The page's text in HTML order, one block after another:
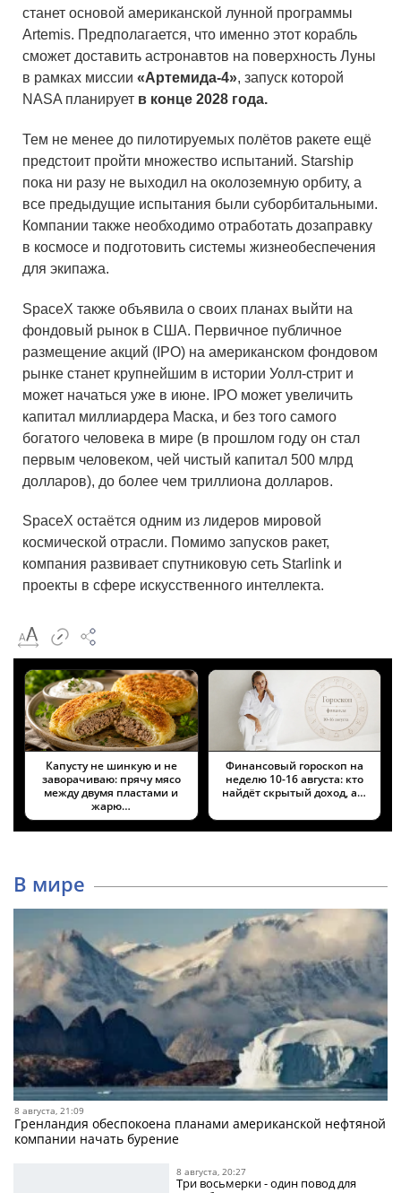
станет основой американской лунной программы
Artemis. Предполагается, что именно этот корабль
сможет доставить астронавтов на поверхность Луны
в рамках миссии «Артемида-4», запуск которой
NASA планирует в конце 2028 года.
Тем не менее до пилотируемых полётов ракете ещё
предстоит пройти множество испытаний. Starship
пока ни разу не выходил на околоземную орбиту, а
все предыдущие испытания были суборбитальными.
Компании также необходимо отработать дозаправку
в космосе и подготовить системы жизнеобеспечения
для экипажа.
SpaceX также объявила о своих планах выйти на
фондовый рынок в США. Первичное публичное
размещение акций (IPO) на американском фондовом
рынке станет крупнейшим в истории Уолл-стрит и
может начаться уже в июне. IPO может увеличить
капитал миллиардера Маска, и без того самого
богатого человека в мире (в прошлом году он стал
первым человеком, чей чистый капитал 500 млрд
долларов), до более чем триллиона долларов.
SpaceX остаётся одним из лидеров мировой
космической отрасли. Помимо запусков ракет,
компания развивает спутниковую сеть Starlink и
проекты в сфере искусственного интеллекта.
Капусту не шинкую и не
заворачиваю: прячу мясо
между двумя пластами и
жарю…
Финансовый гороскоп на
неделю 10-16 августа: кто
найдёт скрытый доход, а…
В мире
8 августа, 21:09
Гренландия обеспокоена планами американской нефтяной
компании начать бурение
8 августа, 20:27
Три восьмерки - один повод для